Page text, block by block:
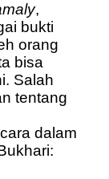
ly,
bukti
orang
bisa
Salah
tentang
dalam